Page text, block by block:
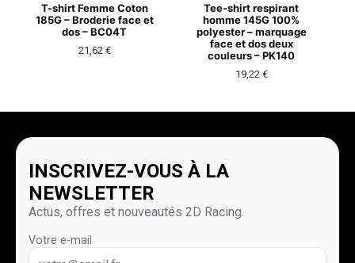
T-shirt Femme Coton
185G – Broderie face et
dos – BC04T
21,62 €
Tee-shirt respirant
homme 145G 100%
polyester – marquage
face et dos deux
couleurs – PK140
19,22 €
INSCRIVEZ-VOUS À LA
NEWSLETTER
Actus, offres et nouveautés 2D Racing.
Votre e-mail